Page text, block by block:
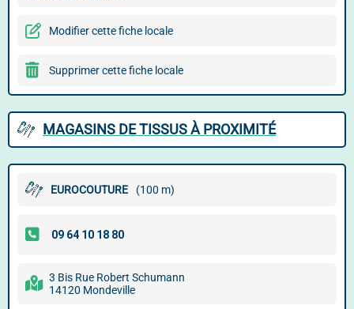
Modifier cette fiche locale
Supprimer cette fiche locale
MAGASINS DE TISSUS À PROXIMITÉ
EUROCOUTURE (100 m)
3 Bis Rue Robert Schumann
14120 Mondeville